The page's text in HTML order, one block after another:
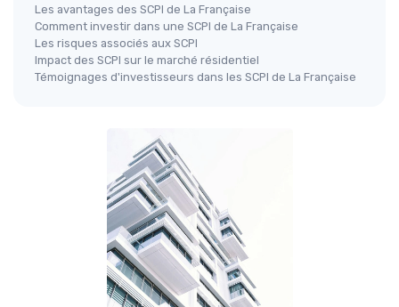
Les avantages des SCPI de La Française
Comment investir dans une SCPI de La Française
Les risques associés aux SCPI
Impact des SCPI sur le marché résidentiel
Témoignages d'investisseurs dans les SCPI de La Française